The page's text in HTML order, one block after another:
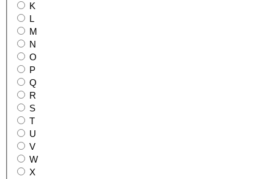
K
L
M
N
O
P
Q
R
S
T
U
V
W
X